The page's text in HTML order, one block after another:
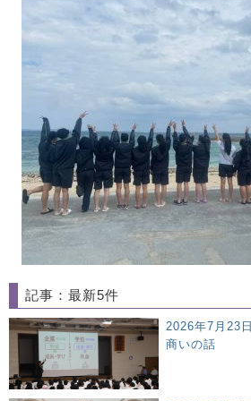
記事：最新5件
2026年7月23日
商いの話